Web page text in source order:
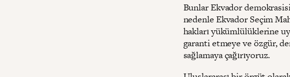
Bunlar Ekvador
nedenle Ekvador Seçim
hakları yükümlülüklerine
garanti etmeye ve özgür,
sağlamaya çağırıyoruz.